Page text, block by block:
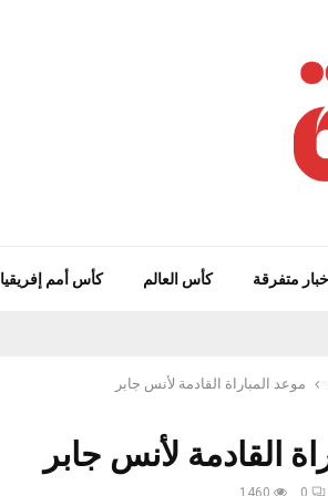
اخبار متفرقة كأس العالم كأس أمم إفريقيا
موعد المباراة القادمة لأنس جابر
القادمة لأنس جابر
0
1460